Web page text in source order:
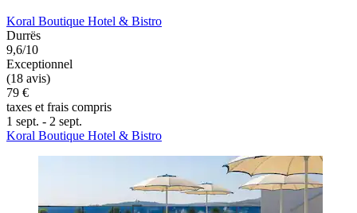
Koral Boutique Hotel & Bistro
Durrës
9,6/10
Exceptionnel
(18 avis)
79 €
taxes et frais compris
1 sept. - 2 sept.
Koral Boutique Hotel & Bistro